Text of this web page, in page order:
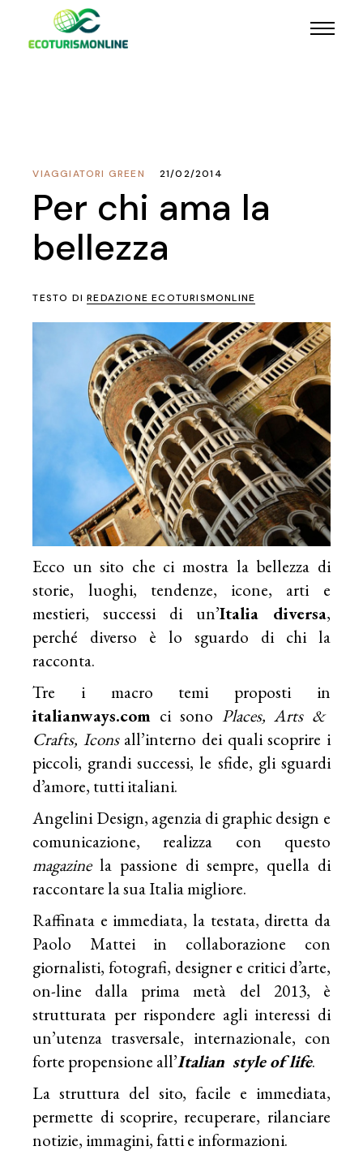
VIAGGIATORI GREEN 21/02/2014
Per chi ama la
bellezza
TESTO DIREDAZIONE ECOTURISMONLINE
Ecco un sito che ci mostra la bellezza di
storie, luoghi, tendenze, icone, arti e
mestieri, successi di un’Italia diversa,
perché diverso è lo sguardo di chi la
racconta.
Tre i macro temi proposti in
italianways.com ci sono Places, Arts &
Crafts, Iconsall’interno dei quali scoprire i
piccoli, grandi successi, le sfide, gli sguardi
d’amore, tutti italiani.
Angelini Design, agenzia di graphic design e
comunicazione, realizza con questo
magazinela passione di sempre, quella di
raccontare la sua Italia migliore.
Raffinata e immediata, la testata, diretta da
Paolo Mattei in collaborazione con
giornalisti, fotografi, designer e critici d’arte,
on-line dalla prima metà del 2013, è
strutturata per rispondere agli interessi di
un’utenza trasversale, internazionale, con
forte propensione all’Italian style of life.
La struttura del sito, facile e immediata,
permette di scoprire, recuperare, rilanciare
notizie, immagini, fatti e informazioni.